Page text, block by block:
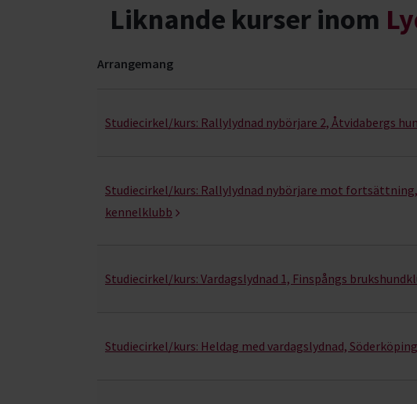
Liknande kurser inom
Arrangemang
Studiecirkel/kurs: Rallylydnad nybörjare 2, Åtvidabergs
Studiecirkel/kurs: Rallylydnad nybörjare mot fortsättning,
kennelklubb
Studiecirkel/kurs: Vardagslydnad 1, Finspångs
Studiecirkel/kurs: Heldag med vardagslydnad,